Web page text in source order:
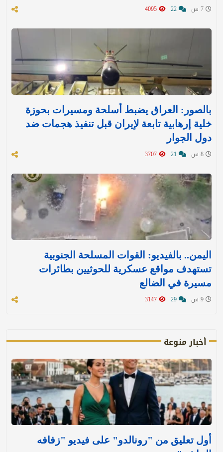
بالصور: العراق يضبط أسلحة ومسيرات بحوزة
خلية إرهابية تابعة لإيران قبل تنفيذ هجمات ضد
دول الجوار
اليمن.. بالفيديو: القوات المسلحة الجنوبية
تستهدف مواقع عسكرية للحوثيين بطائرات
مسيرة في الضالع
أخبار منوعة
أول تعليق من "رونالدو" على فيديو "زفافه